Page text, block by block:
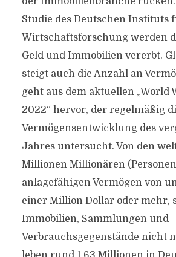
Studie des Deutschen Instituts
Wirtschaftsforschung werden
Geld und Immobilien vererbt.
steigt auch die Anzahl an
geht aus dem aktuellen „World
2022“ hervor, der regelmäßig
Vermögensentwicklung des
Jahres untersucht. Von den
Millionen Millionären
anlagefähigen Vermögen von
einer Million Dollar oder mehr,
Immobilien, Sammlungen und
Verbrauchsgegenstände nicht